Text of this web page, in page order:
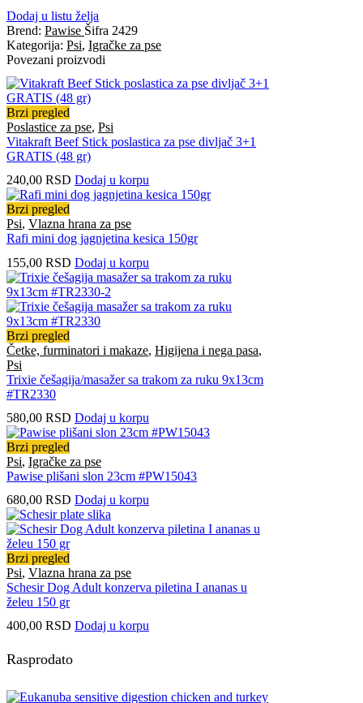
Dodaj u listu želja
Brend: Pawise Šifra 2429
Kategorija: Psi, Igračke za pse
Povezani proizvodi
Brzi pregled
Poslastice za pse, Psi
Vitakraft Beef Stick poslastica za pse divljač 3+1
GRATIS (48 gr)
240,00 RSD Dodaj u korpu
Brzi pregled
Psi, Vlazna hrana za pse
Rafi mini dog jagnjetina kesica 150gr
155,00 RSD Dodaj u korpu
Brzi pregled
Četke, furminatori i makaze, Higijena i nega pasa,
Psi
Trixie češagija/masažer sa trakom za ruku 9x13cm
#TR2330
580,00 RSD Dodaj u korpu
Brzi pregled
Psi, Igračke za pse
Pawise plišani slon 23cm #PW15043
680,00 RSD Dodaj u korpu
Brzi pregled
Psi, Vlazna hrana za pse
Schesir Dog Adult konzerva piletina I ananas u
želeu 150 gr
400,00 RSD Dodaj u korpu
Rasprodato